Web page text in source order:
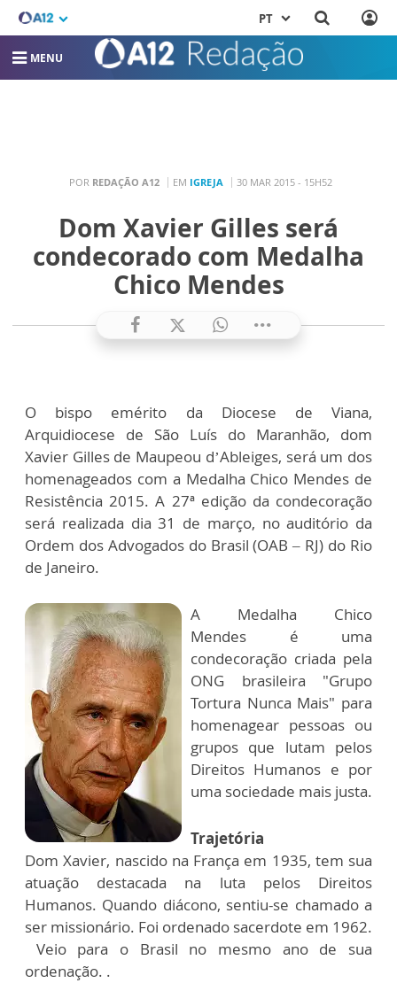
PT
MENU
POR REDAÇÃO A12 EM IGREJA 30 MAR 2015 - 15H52
Dom Xavier Gilles será
condecorado com Medalha
Chico Mendes
O bispo emérito da Diocese de Viana,
Arquidiocese de São Luís do Maranhão, dom
Xavier Gilles de Maupeou d’Ableiges, será um dos
homenageados com a Medalha Chico Mendes de
Resistência 2015. A 27ª edição da condecoração
será realizada dia 31 de março, no auditório da
Ordem dos Advogados do Brasil (OAB – RJ) do Rio
de Janeiro.
A Medalha Chico
Mendes é uma
condecoração criada pela
ONG brasileira "Grupo
Tortura Nunca Mais" para
homenagear pessoas ou
grupos que lutam pelos
Direitos Humanos e por
uma sociedade mais justa.
Trajetória
Dom Xavier, nascido na França em 1935, tem sua
atuação destacada na luta pelos Direitos
Humanos. Quando diácono, sentiu-se chamado a
ser missionário. Foi ordenado sacerdote em 1962.
Veio para o Brasil no mesmo ano de sua
ordenação. .